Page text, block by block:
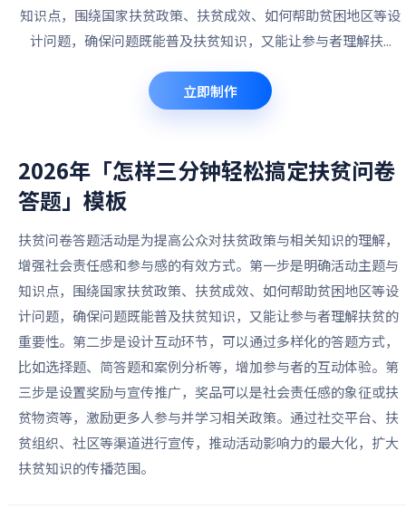
知识点，围绕国家扶贫政策、扶贫成效、如何帮助贫困地区等设
计问题，确保问题既能普及扶贫知识，又能让参与者理解扶...
立即制作
2026年「怎样三分钟轻松搞定扶贫问卷
答题」 模板
扶贫问卷答题活动是为提高公众对扶贫政策与相关知识的理解，
增强社会责任感和参与感的有效方式。第一步是明确活动主题与
知识点，围绕国家扶贫政策、扶贫成效、如何帮助贫困地区等设
计问题，确保问题既能普及扶贫知识，又能让参与者理解扶贫的
重要性。第二步是设计互动环节，可以通过多样化的答题方式，
比如选择题、简答题和案例分析等，增加参与者的互动体验。第
三步是设置奖励与宣传推广，奖品可以是社会责任感的象征或扶
贫物资等，激励更多人参与并学习相关政策。通过社交平台、扶
贫组织、社区等渠道进行宣传，推动活动影响力的最大化，扩大
扶贫知识的传播范围。